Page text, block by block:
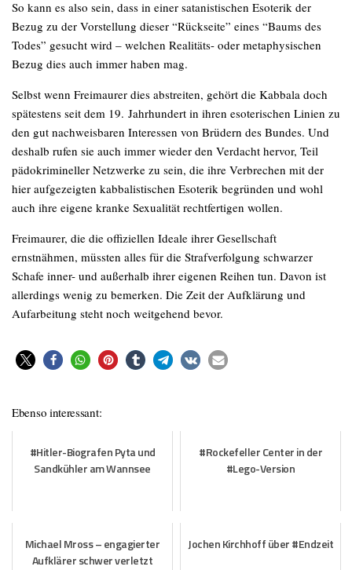
So kann es also sein, dass in einer satanistischen Esoterik der
Bezug zu der Vorstellung dieser “Rückseite” eines “Baums des
Todes” gesucht wird – welchen Realitäts- oder metaphysischen
Bezug dies auch immer haben mag.
Selbst wenn Freimaurer dies abstreiten, gehört die Kabbala doch
spätestens seit dem 19. Jahrhundert in ihren esoterischen Linien zu
den gut nachweisbaren Interessen von Brüdern des Bundes. Und
deshalb rufen sie auch immer wieder den Verdacht hervor, Teil
pädokrimineller Netzwerke zu sein, die ihre Verbrechen mit der
hier aufgezeigten kabbalistischen Esoterik begründen und wohl
auch ihre eigene kranke Sexualität rechtfertigen wollen.
Freimaurer, die die offiziellen Ideale ihrer Gesellschaft
ernstnähmen, müssten alles für die Strafverfolgung schwarzer
Schafe inner- und außerhalb ihrer eigenen Reihen tun. Davon ist
allerdings wenig zu bemerken. Die Zeit der Aufklärung und
Aufarbeitung steht noch weitgehend bevor.
Ebenso interessant:
#Hitler-Biografen Pyta und
Sandkühler am Wannsee
#Rockefeller Center in der
#Lego-Version
Michael Mross – engagierter
Aufklärer schwer verletzt
Jochen Kirchhoff über #Endzeit